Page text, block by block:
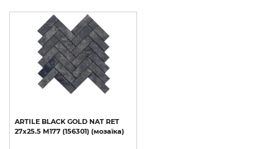
ARTILE BLACK GOLD NAT RET
27х25.5 M177 (156301) (мозаїка)